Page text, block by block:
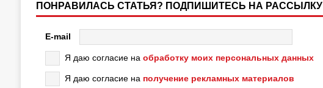
ПОНРАВИЛАСЬ СТАТЬЯ? ПОДПИШИТЕСЬ НА РАССЫЛКУ
E-mail
Я даю согласие на обработку моих персональных данных
Я даю согласие на получение рекламных материалов